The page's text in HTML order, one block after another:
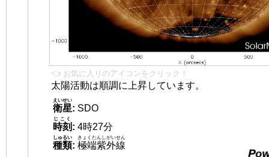
👈 お気に入りのアイコンをクリック！
太陽活動は順調に上昇しています。
衛星
えいせい
: SDO
時刻
じこく
: 4時27分
種類
しゅるい
: 極端紫外線
きょくたんしがいせん